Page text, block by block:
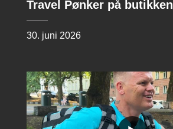
Travel Pønker på butikken
30. juni 2026